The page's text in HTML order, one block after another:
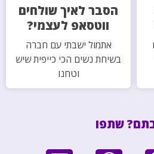
הסבר לאיך שולחים
ווטסאפ לעצמי?
אתמול ישבתי עם חברה
בשיחת נשים הכי כייפית שיש
וטחנו
שתפו